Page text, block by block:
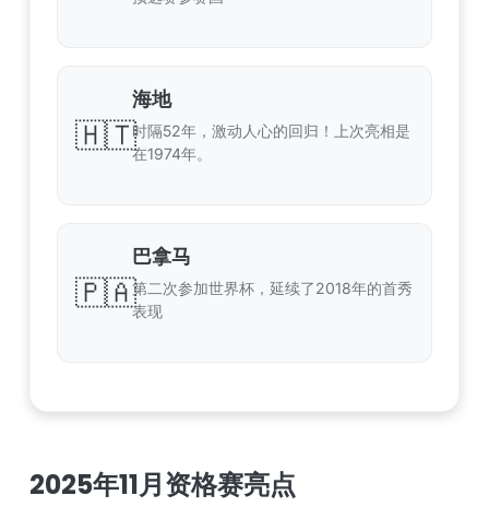
🇭🇹
海地
时隔52年，激动人心的回归！上次亮相是
在1974年。
🇵🇦
巴拿马
第二次参加世界杯，延续了2018年的首秀
表现
2025年11月资格赛亮点